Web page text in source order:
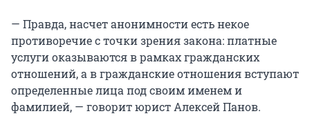
— Правда, насчет анонимности есть некое
противоречие с точки зрения закона: платные
услуги оказываются в рамках гражданских
отношений, а в гражданские отношения вступают
определенные лица под своим именем и
фамилией, — говорит юрист Алексей Панов.